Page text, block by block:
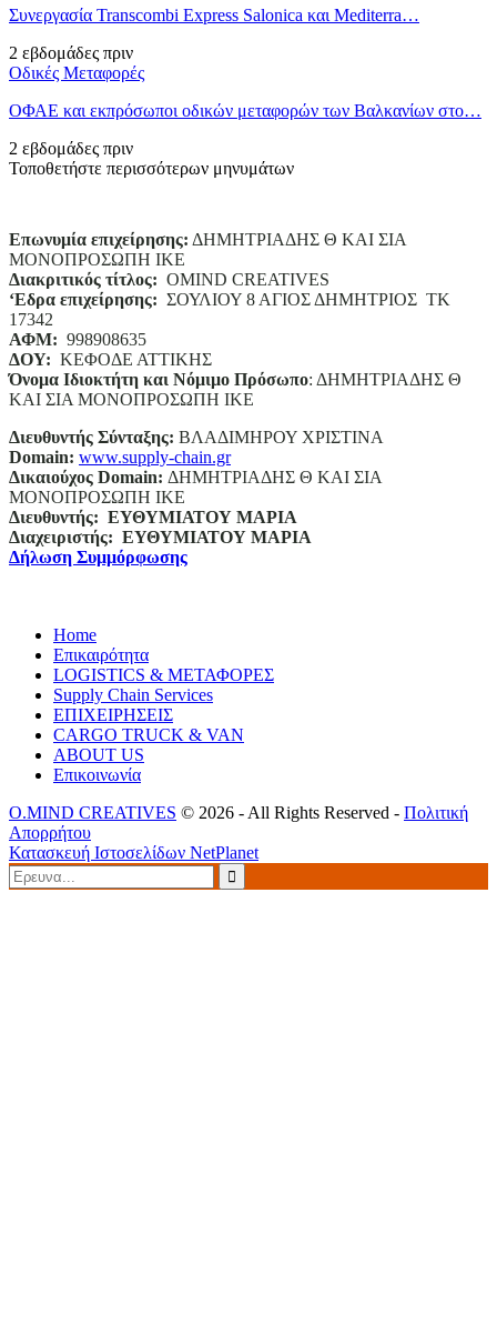
Συνεργασία Transcombi Express Salonica και Mediterra…
2 εβδομάδες πριν
Οδικές Μεταφορές
ΟΦΑΕ και εκπρόσωποι οδικών μεταφορών των Βαλκανίων στο…
2 εβδομάδες πριν
Τοποθετήστε περισσότερων μηνυμάτων
Επωνυμία επιχείρησης: ΔΗΜΗΤΡΙΑΔΗΣ Θ ΚΑΙ ΣΙΑ
ΜΟΝΟΠΡΟΣΩΠΗ ΙΚΕ
Διακριτικός τίτλος: ΟΜΙΝD CREATIVES
‘Eδρα επιχείρησης: ΣΟΥΛΙΟΥ 8 ΑΓΙΟΣ ΔΗΜΗΤΡΙΟΣ ΤΚ
17342
ΑΦΜ: 998908635
ΔΟΥ: ΚΕΦΟΔΕ ΑΤΤΙΚΗΣ
Όνομα Ιδιοκτήτη και Νόμιμο Πρόσωπο: ΔΗΜΗΤΡΙΑΔΗΣ Θ
ΚΑΙ ΣΙΑ ΜΟΝΟΠΡΟΣΩΠΗ ΙΚΕ
Διευθυντής Σύνταξης: ΒΛΑΔΙΜΗΡΟΥ ΧΡΙΣΤΙΝΑ
Domain: www.supply-chain.gr
Δικαιούχος Domain: ΔΗΜΗΤΡΙΑΔΗΣ Θ ΚΑΙ ΣΙΑ
ΜΟΝΟΠΡΟΣΩΠΗ ΙΚΕ
Διευθυντής: ΕΥΘΥΜΙΑΤΟΥ ΜΑΡΙΑ
Διαχειριστής: ΕΥΘΥΜΙΑΤΟΥ ΜΑΡΙΑ
Δήλωση Συμμόρφωσης
Home
Επικαιρότητα
LOGISTICS & ΜΕΤΑΦΟΡΕΣ
Supply Chain Services
ΕΠΙΧΕΙΡΗΣΕΙΣ
CARGO TRUCK & VAN
ABOUT US
Επικοινωνία
O.MIND CREATIVES © 2026 - All Rights Reserved - Πολιτική
Απορρήτου
Κατασκευή Ιστοσελίδων NetPlanet